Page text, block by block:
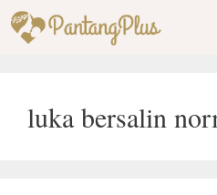
Skip
to
luka bersalin